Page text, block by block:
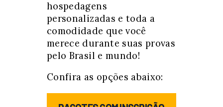
hospedagens
personalizadas e toda a
comodidade que você
merece durante suas provas
pelo Brasil e mundo!
Confira as opções abaixo: